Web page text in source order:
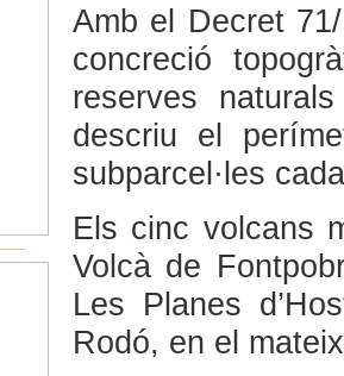
Amb el Decret
concreció
reserves
descriu el
subparcel·les
Els cinc volcans
Volcà de
Les Planes
Rodó, en el